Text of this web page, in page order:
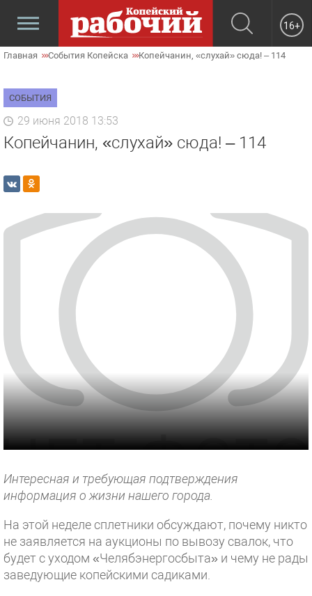
16+
Главная События Копейска Копейчанин, «слухай» сюда! – 114
СОБЫТИЯ
29 июня 2018 13:53
Копейчанин, «слухай» сюда! – 114
Интересная и требующая подтверждения
информация о жизни нашего города.
На этой неделе сплетники обсуждают, почему никто
не заявляется на аукционы по вывозу свалок, что
будет с уходом «Челябэнергосбыта» и чему не рады
заведующие копейскими садиками.